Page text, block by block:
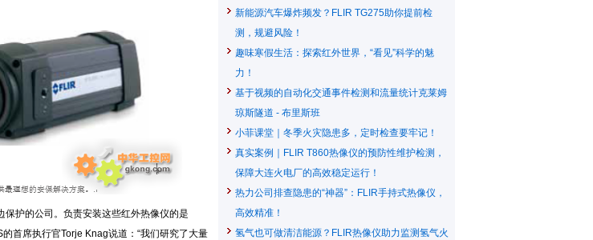
护的公司。负责安装这些红外热像仪的是
首席执行官Torje Knag说道：“我们研究了大量
新能源汽车爆炸频发？FLIR TG275助你提前检
测，规避风险！
趣味寒假生活：探索红外世界，“看见”科学的魅
力！
基于视频的自动化交通事件检测和流量统计克莱姆
琼斯隧道 - 布里斯班
小菲课堂｜冬季火灾隐患多，定时检查要牢记！
真实案例｜FLIR T860热像仪的预防性维护检测，
保障大连火电厂的高效稳定运行！
热力公司排查隐患的“神器”：FLIR手持式热像仪，
高效精准！
氢气也可做清洁能源？FLIR热像仪助力监测氢气火